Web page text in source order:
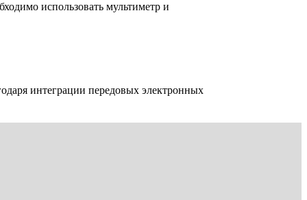
использовать мультиметр и
интеграции передовых электронных